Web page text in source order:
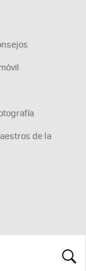
de la